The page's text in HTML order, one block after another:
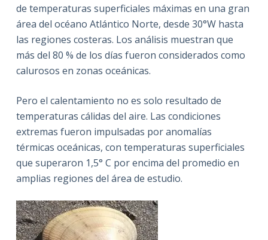
de temperaturas superficiales máximas en una gran
área del océano Atlántico Norte, desde 30°W hasta
las regiones costeras. Los análisis muestran que
más del 80 % de los días fueron considerados como
calurosos en zonas oceánicas.
Pero el calentamiento no es solo resultado de
temperaturas cálidas del aire. Las condiciones
extremas fueron impulsadas por anomalías
térmicas oceánicas, con temperaturas superficiales
que superaron 1,5° C por encima del promedio en
amplias regiones del área de estudio.